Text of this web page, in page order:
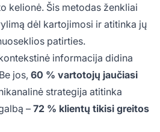
kelionė. Šis metodas ženkliai
dėl kartojimosi ir atitinka jų
patirties.
informacija didina
jos, 60 % vartotojų jaučiasi
strategija atitinka
– 72 % klientų tikisi greitos